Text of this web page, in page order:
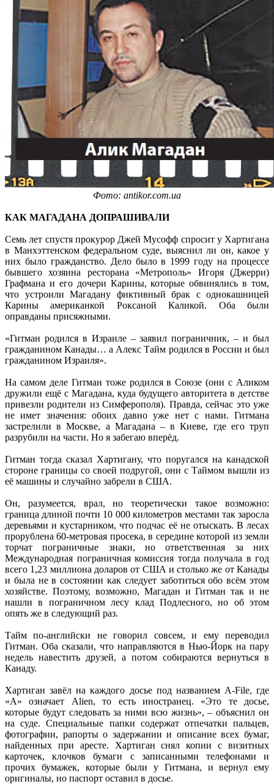
Фото: antikor.com.ua
КАК МАГАДАНА ДОПРАШИВАЛИ
Семь лет спустя прокурор Джей Мусофф спросит у Хартигана
в Манхэттенском федеральном суде, выяснил ли он, какое у
них было гражданство. Дело было в 1999 году на процессе
бывшего хозяина ресторана «Метрополь» Игоря (Джерри)
Графмана и его дочери Карины, которые обвинялись в том,
что устроили Магадану фиктивный брак с однокашницей
Карины американкой Роксаной Каликой. Оба были
оправданы присяжными.
«Гитман родился в Израиле – заявил пограничник, – и был
гражданином Канады… а Алекс Тайм родился в России и был
гражданином Израиля».
На самом деле Гитман тоже родился в Союзе (они с Аликом
дружили ещё с Магадана, куда будущего авторитета в детстве
привезли родители из Симферополя). Правда, сейчас это уже
не имет значения: обоих давно уже нет с нами. Гитмана
застрелили в Москве, а Магадана – в Киеве, где его труп
разрубили на части. Но я забегаю вперёд.
Гитман тогда сказал Хартигану, что поругался на канадской
стороне границы со своей подругой, они с Таймом вышли из
её машины и случайно забрели в США.
Он, разумеется, врал, но теоретически такое возможно:
граница длиной почти 10 000 километров местами так заросла
деревьями и кустарником, что подчас её не отыскать. В лесах
прорублена 60-метровая просека, в середине которой из земли
торчат пограничные знаки, но ответственная за них
Международная пограничная комиссия тогда получала в год
всего 1,23 миллиона доларов от США и столько же от Канады
и была не в состоянии как следует заботиться обо всём этом
хозяйстве. Поэтому, возможно, Магадан и Гитман так и не
нашли в пограничном лесу клад Подлесного, но об этом
опять же в следующий раз.
Тайм по-английски не говорил совсем, и ему переводил
Гитман. Оба сказали, что направляются в Нью-Йорк на пару
недель навестить друзей, а потом собираются вернуться в
Канаду.
Хартиган завёл на каждого досье под названием A-File, где
«А» означает Alien, то есть иностранец. «Это те досье,
которые будут следовать за ними всю жизнь», – объяснил он
на суде. Специальные папки содержат отпечатки пальцев,
фотографии, рапорты о задержании и описание всех бумаг,
найденных при аресте. Хартиган снял копии с визитных
карточек, клочков бумаги с записанными телефонами и
прочих бумажек, которые были у Гитмана, и вернул ему
оригиналы, но паспорт оставил в досье.